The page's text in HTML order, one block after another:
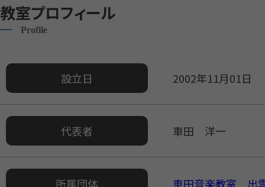
教室プロフィール
Profile
設立日 2002年11月01日
代表者 車田 洋一
所属団体 車田音楽教室 出